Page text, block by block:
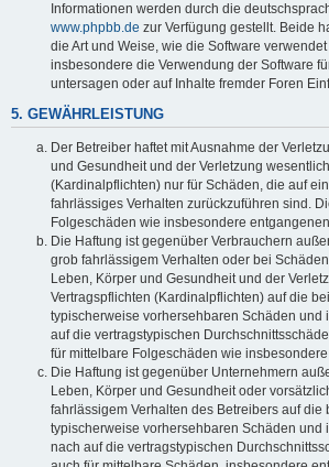
Informationen werden durch die
www.phpbb.de zur Verfügung gestellt. Beide
die Art und Weise, wie die Software
insbesondere die Verwendung der Software
untersagen oder auf Inhalte fremder Foren
5. GEWÄHRLEISTUNG
Der Betreiber haftet mit Ausnahme der
und Gesundheit und der Verletzung
(Kardinalpflichten) nur für Schäden, die auf
fahrlässiges Verhalten zurückzuführen sind.
Folgeschäden wie insbesondere entgangenen
Die Haftung ist gegenüber Verbrauchern
grob fahrlässigem Verhalten oder bei
Leben, Körper und Gesundheit und der
Vertragspflichten (Kardinalpflichten) auf die
typischerweise vorhersehbaren Schäden und
auf die vertragstypischen
für mittelbare Folgeschäden wie
Die Haftung ist gegenüber Unternehmern
Leben, Körper und Gesundheit oder
fahrlässigem Verhalten des Betreibers auf die
typischerweise vorhersehbaren Schäden und
nach auf die vertragstypischen